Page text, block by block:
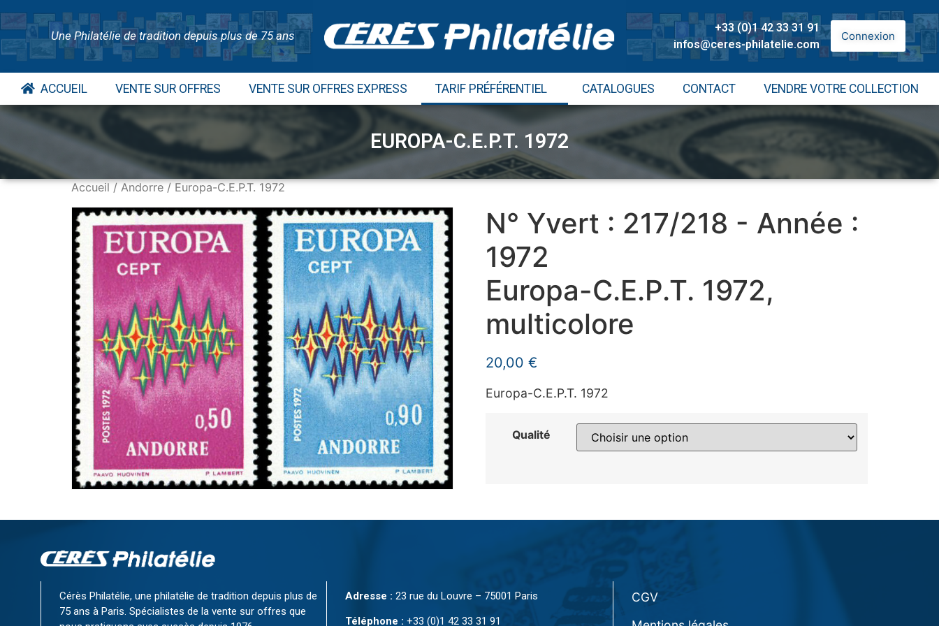
Une Philatélie de tradition depuis plus de 75 ans
+33 (0)1 42 33 31 91
infos@ceres-philatelie.com
Connexion
ACCUEIL VENTE SUR OFFRES VENTE SUR OFFRES EXPRESS TARIF PRÉFÉRENTIEL CATALOGUES CONTACT VENDRE VOTRE COLLECTION
EUROPA-C.E.P.T. 1972
Accueil/Andorre/ Europa-C.E.P.T. 1972
N° Yvert : 217/218 - Année :
1972
Europa-C.E.P.T. 1972,
multicolore
20,00 €
Europa-C.E.P.T. 1972
Qualité
Cérès Philatélie, une philatélie de tradition depuis plus de
75 ans à Paris. Spécialistes de la vente sur offres que
Adresse : 23 rue du Louvre – 75001 Paris
Téléphone : +33 (0)1 42 33 31 91
CGV